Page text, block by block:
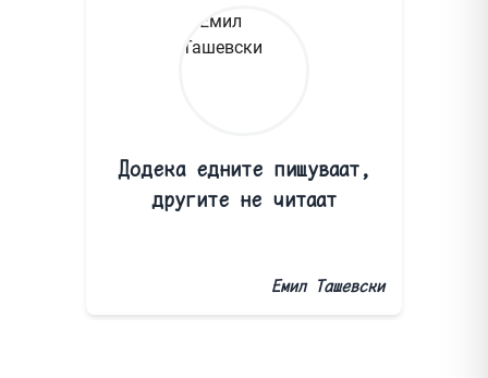
Додека едните пишуваат,
другите не читаат
Емил Ташевски